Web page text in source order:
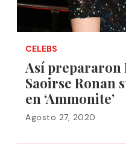
CELEBS
Así prepararon
Saoirse Ronan
en ‘Ammonite’
Agosto 27, 2020